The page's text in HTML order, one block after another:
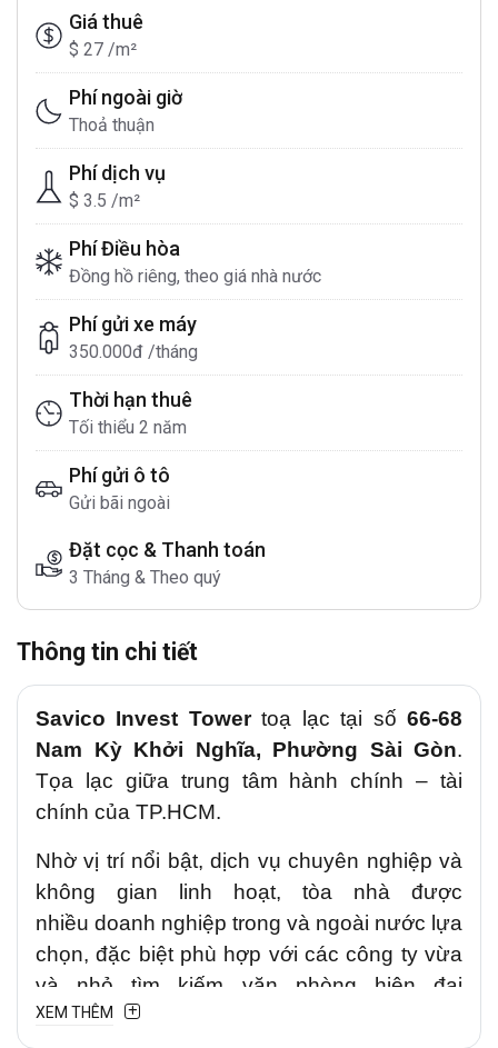
Giá thuê
$ 27 /m²
Phí ngoài giờ
Thoả thuận
Phí dịch vụ
$ 3.5 /m²
Phí Điều hòa
Đồng hồ riêng, theo giá nhà nước
Phí gửi xe máy
350.000đ /tháng
Thời hạn thuê
Tối thiểu 2 năm
Phí gửi ô tô
Gửi bãi ngoài
Đặt cọc & Thanh toán
3 Tháng & Theo quý
Thông tin chi tiết
Savico Invest Towertoạ lạc tại số66-68
Nam Kỳ Khởi Nghĩa, Phường Sài Gòn.
Tọa lạc giữa trung tâm hành chính – tài
chính của TP.HCM.
Nhờ vị trí nổi bật, dịch vụ chuyên nghiệp và
không gian linh hoạt, tòa nhà được
nhiều doanh nghiệp trong và ngoài nước lựa
chọn, đặc biệt phù hợp với các công ty vừa
và nhỏ tìm kiếm văn phòng hiện đại
tạiQuận 1.
XEM THÊM